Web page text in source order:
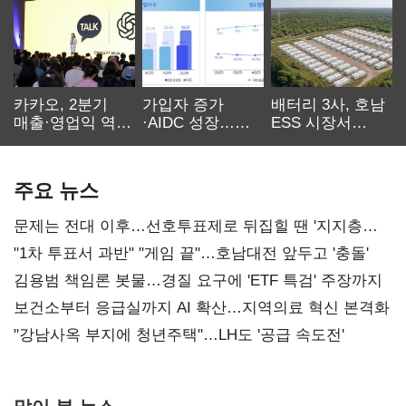
카카오, 2분기
매출·영업익 역대
가입자 증가
·AIDC 성장…
배터리 3사, 호남
ESS 시장서
주요 뉴스
문제는 전대 이후…선호투표제로 뒤집힐 땐 '지지층
불복'
"1차 투표서 과반" "게임 끝"…호남대전 앞두고 '충돌'
김용범 책임론 봇물…경질 요구에 'ETF 특검' 주장까지
보건소부터 응급실까지 AI 확산…지역의료 혁신 본격화
"강남사옥 부지에 청년주택"…LH도 '공급 속도전'